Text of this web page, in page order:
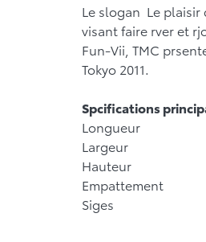
Le slogan Le plaisir
visant faire rver et
Fun-Vii, TMC
Tokyo 2011.
Spcifications
Longueur
Largeur
Hauteur
Empattement
Siges